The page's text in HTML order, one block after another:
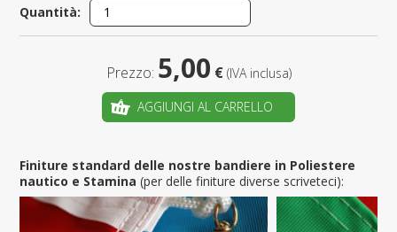
Quantità:
Prezzo: 5,00 € (IVA inclusa)
AGGIUNGI AL CARRELLO
Finiture standard delle nostre bandiere in Poliestere
nautico e Stamina(per delle finiture diverse scriveteci):